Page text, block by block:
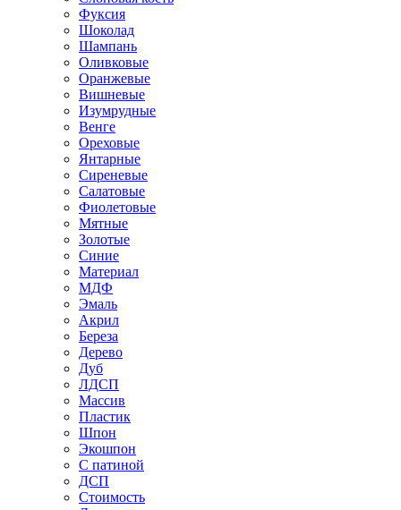
Фуксия
Шоколад
Шампань
Оливковые
Оранжевые
Вишневые
Изумрудные
Венге
Ореховые
Янтарные
Сиреневые
Салатовые
Фиолетовые
Мятные
Золотые
Синие
Материал
МДФ
Эмаль
Акрил
Береза
Дерево
Дуб
ЛДСП
Массив
Пластик
Шпон
Экошпон
С патиной
ДСП
Стоимость